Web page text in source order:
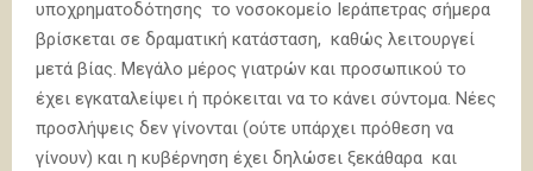
υποχρηματοδότησης το νοσοκομείο Ιεράπετρας σήμερα
βρίσκεται σε δραματική κατάσταση, καθώς λειτουργεί
μετά βίας. Μεγάλο μέρος γιατρών και προσωπικού το
έχει εγκαταλείψει ή πρόκειται να το κάνει σύντομα. Νέες
προσλήψεις δεν γίνονται (ούτε υπάρχει πρόθεση να
γίνουν) και η κυβέρνηση έχει δηλώσει ξεκάθαρα και